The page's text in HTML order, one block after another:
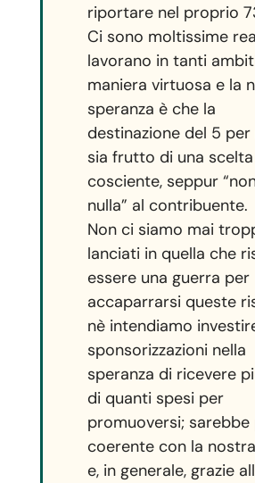
riportare nel proprio
Ci sono moltissime
lavorano in tanti
maniera virtuosa e la
speranza è che la
destinazione del 5 per
sia frutto di una scelta
cosciente, seppur
nulla” al contribuente.
Non ci siamo mai
lanciati in quella che
essere una guerra per
accaparrarsi queste
nè intendiamo
sponsorizzazioni nella
speranza di ricevere
di quanti spesi per
promuoversi; sarebbe
coerente con la
e, in generale, grazie